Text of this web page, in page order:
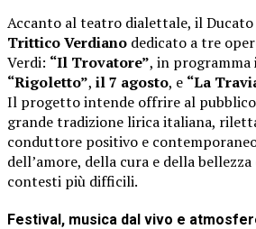
Accanto al teatro dialettale, il
Trittico Verdiano dedicato a tre
Verdi: “Il Trovatore”, in programma
“Rigoletto”, il 7 agosto, e “La
Il progetto intende offrire al
grande tradizione lirica italiana,
conduttore positivo e
dell’amore, della cura e della
contesti più difficili.
Festival, musica dal vivo e